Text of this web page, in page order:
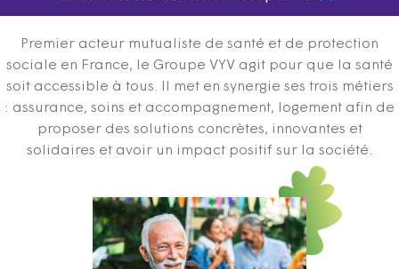
Premier acteur mutualiste de santé et de protection
sociale en France, le Groupe VYV agit pour que la santé
soit accessible à tous. Il met en synergie ses trois métiers
: assurance, soins et accompagnement, logement afin de
proposer des solutions concrètes, innovantes et
solidaires et avoir un impact positif sur la société.